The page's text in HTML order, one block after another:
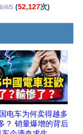
4/5 (52,127次)
电车为何卖得越多
？ 销量爆增的背后